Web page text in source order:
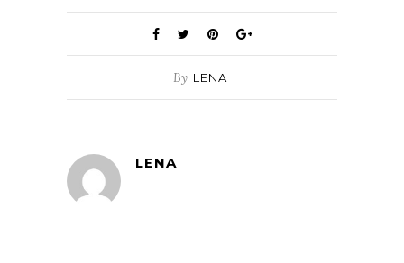
By LENA
LENA